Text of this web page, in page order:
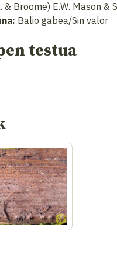
& Broome) E.W. Mason &
Balio gabea/Sin valor
testua